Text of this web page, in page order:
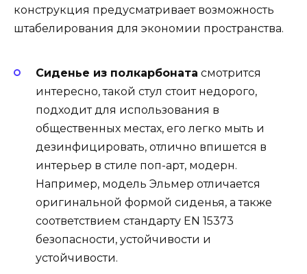
конструкция предусматривает возможность
штабелирования для экономии пространства.
Сиденье из полкарбоната смотрится
интересно, такой стул стоит недорого,
подходит для использования в
общественных местах, его легко мыть и
дезинфицировать, отлично впишется в
интерьер в стиле поп-арт, модерн.
Например, модель Эльмер отличается
оригинальной формой сиденья, а также
соответствием стандарту EN 15373
безопасности, устойчивости и
устойчивости.